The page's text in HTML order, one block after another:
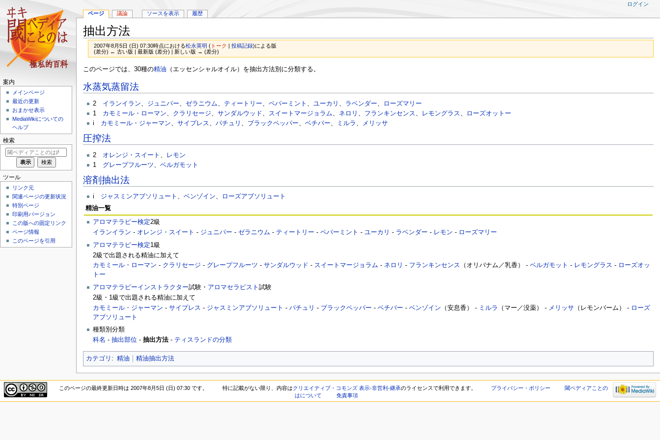
抽出方法
2007年8月5日 (日) 07:30時点における松永英明 (トーク | 投稿記録)による版
(差分) ← 古い版 | 最新版 (差分) | 新しい版 → (差分)
ナ
ゲ
シ
ョ
ン
に
移
動
検
に
動
このページでは、30種の精油 （エッセンシャルオイル）を抽出方法別に分類する。
水蒸気蒸留法
2 イランイラン ジュニパー ゼラニウム ティートリー ペパーミント ユーカリ ラベンダー
ローズマリー
1 カモミール・ローマン、 クラリセージ、 サンダルウッド、 スイートマージョラム、 ネロリ 、 フランキンセンス、 レモングラス、
ローズオットー
i カモミール・ジャーマン、 サイプレス、 パチュリ 、 ブラックペッパー、 ベチバー、 ミルラ 、 メリッサ
圧搾法
2 オレンジ・スイート
レモン
1 グレープフルーツ、 ベルガモット
溶剤抽出法
i ジャスミンアブソリュート 、 ベンゾイン、
ローズアブソリュート
精油一覧
アロマテラピー検定2級
イランイラン - オレンジ・スイート - ジュニパー - ゼラニウム - ティートリー - ペパーミント - ユーカリ - ラベンダー - レモン - ローズマリー
アロマテラピー検定1級
2級で出題される精油に加えて
カモミール・ローマン - クラリセージ - グレープフルーツ - サンダルウッド - スイートマージョラム - ネロリ - フランキンセンス （オリバナム／乳香） - ベルガモット - レモングラス - ローズオッ
トー
アロマテラピーインストラクター試験・ アロマセラピスト 試験
2級・1級で出題される精油に加えて
カモミール・ジャーマン - サイプレス - ジャスミンアブソリュート - パチュリ - ブラックペッパー - ベチバー - ベンゾイン （安息香） - ミルラ （マー／没薬） - メリッサ（レモンバーム） - ローズ
アブソリュート
種類別分類
科名 - 抽出部位 - 抽出方法- ティスランドの分類
カテゴリ : 精油 精油抽出方法
ページ 議論 ソースを表示 履歴
ログイン
案内
メインページ
最近の更新
おまかせ表示
MediaWikiについての
ヘルプ
検索
ツール
リンク元
関連ページの更新状況
特別ページ
印刷用バージョン
この版への固定リンク
ページ情報
このページを引用
このページの最終更新日時は 2007年8月5日 (日) 07:30 です。 特に記載がない限り、内容はクリエイティブ・コモンズ 表示-非営利-継承のライセンスで利用できます。 プライバシー・ポリシー
閾ペディアことの
はについて
免責事項